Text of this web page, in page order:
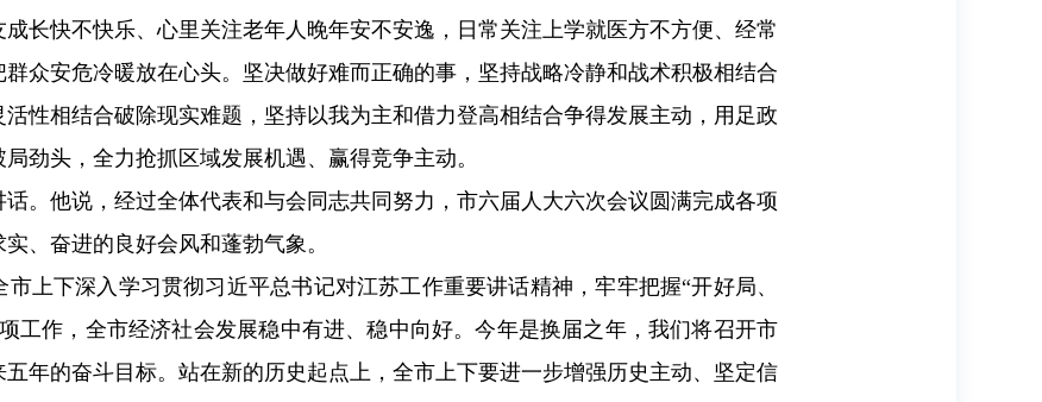
长快不快乐、心里关注老年人晚年安不安逸，日常关注上学就医方不方便、经常
众安危冷暖放在心头。 坚决做好难而正确的事，坚持战略冷静和战术积极相结合
性相结合破除现实难题，坚持以我为主和借力登高相结合争得发展主动，用足政
劲头，全力抢抓区域发展机遇、赢得竞争主动。
。他说，经过全体代表和与会同志共同努力，市六届人大六次会议圆满完成各项
、奋进的良好会风和蓬勃气象。
上下深入学习贯彻习近平总书记对江苏工作重要讲话精神，牢牢把握“开好局、
工作，全市经济社会发展稳中有进、稳中向好。今年是换届之年，我们将召开市
年的奋斗目标。站在新的历史起点上，全市上下要进一步增强历史主动、坚定信